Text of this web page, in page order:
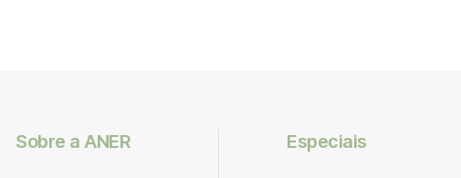
Sobre a ANER Especiais